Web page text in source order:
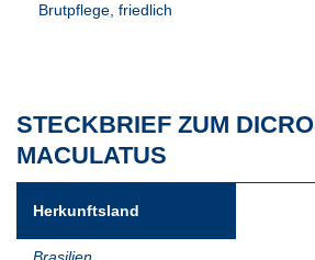
Brutpflege, friedlich
STECKBRIEF ZUM
MACULATUS
Herkunftsland
Brasilien